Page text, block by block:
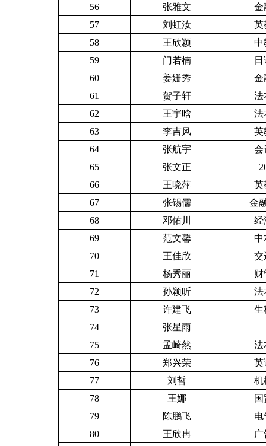
56
张雅文
金
57
刘虹汝
英
58
王欣颖
中
59
门若楠
60
姜姗秀
金
61
贺子轩
法
62
王宇晗
法
63
李吉风
英
64
张航宇
会
65
张文正
66
王晓萍
英
67
张锡儒
金
68
邓佑川
经
69
范文馨
中
70
王佳欣
交
71
杨秀丽
财
72
孙颖昕
法
73
许建飞
生
74
张星雨
75
孟崎然
法
76
郑兴荣
英
77
刘哲
机
78
王娜
国
79
陈鹏飞
电
80
王欣冉
广